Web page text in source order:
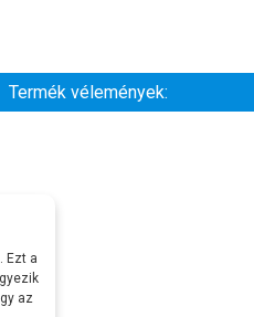
Termék vélemények:
Ezt a
az